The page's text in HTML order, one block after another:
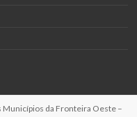
Municípios da Fronteira Oeste –